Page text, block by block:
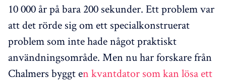
10 000 år på bara 200 sekunder. Ett problem var
att det rörde sig om ett specialkonstruerat
problem som inte hade något praktiskt
användningsområde. Men nu har forskare från
Chalmers byggt en kvantdator som kan lösa ett